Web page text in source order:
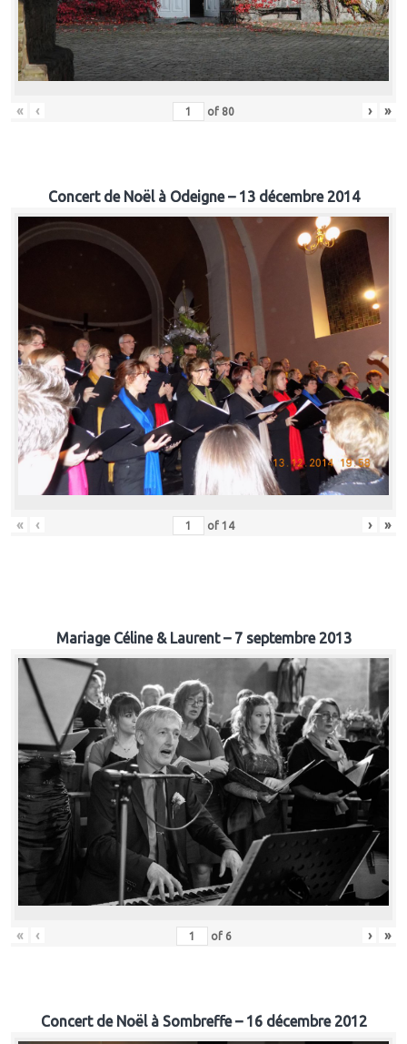
« ‹ of 80 › »
Concert de Noël à Odeigne – 13 décembre 2014
« ‹ of 14 › »
Mariage Céline & Laurent – 7 septembre 2013
« ‹ of 6 › »
Concert de Noël à Sombreffe – 16 décembre 2012